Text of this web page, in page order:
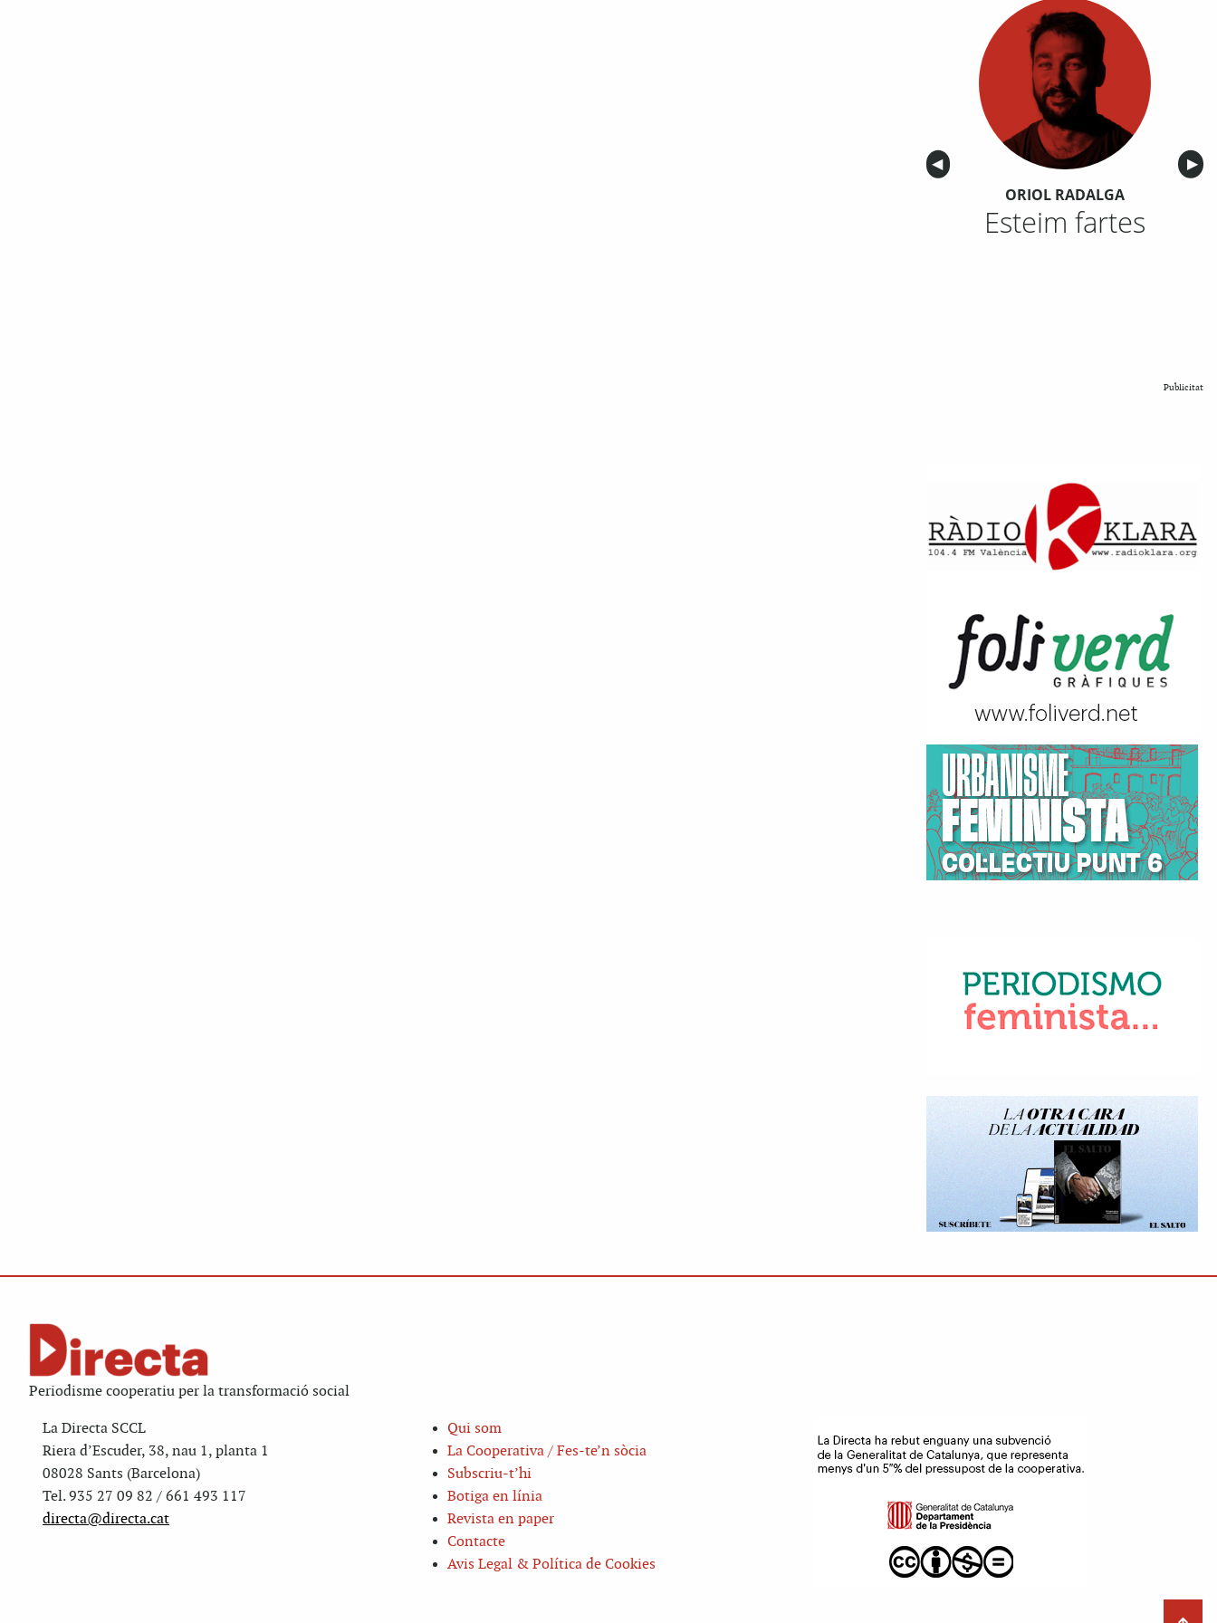
Anterior
◀︎ ▶︎
ORIOL RADALGA
Esteim fartes
Publicitat
Periodisme cooperatiu per la transformació social
La Directa SCCL
Riera d’Escuder, 38, nau 1, planta 1
08028 Sants (Barcelona)
Tel. 935 27 09 82 / 661 493 117
directa@directa.cat
Qui som
La Cooperativa / Fes-te’n sòcia
Subscriu-t’hi
Botiga en línia
Revista en paper
Contacte
Avis Legal & Política de Cookies